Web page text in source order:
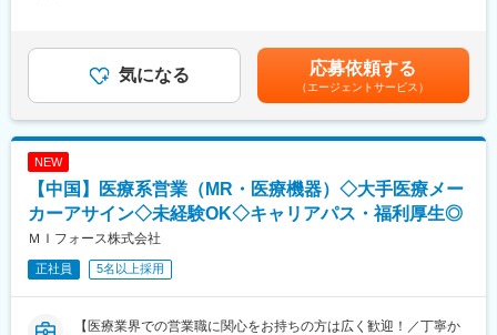
自身の成果や頑張りが客観的に評価され、年収に反映されます。
また、在籍年数が増えると永年勤続報奨金や四半期一時金などの
手当もアップします。つまり、やりがいや努力がきちんと報われ
る報酬制度になっています。
配属後は担当マネージャーが丁寧に支援します。日々の仕事の悩
みや、キャリア形成の相談等、伴走者として活躍をサポートしま
す。また知識・スキルレベルを上げるために様々な研修をご用意
しています。
変更の範囲：会社の定める業務
【業務内容】
病院の医師や看護師、臨床工学技士などの医療従事者対し、情報
提供と提案営業を担当頂きます！基本的には既存顧客向けのルー
ト営業がメイン(一部新規あり)で、直行直帰の勤務が多く、自身で
スケジュール管理が可能なため、メリハリがある働き方ができま
多くの方が未経験からキャリアチェンジをされておりますが、医
療機器の使用方法の提案から、治療現場でのサポートまで、一貫
して医療現場に携わることができ、非常に社会貢献性を感じられ
るお仕事です！
【EPファーマラインでキャリアを築くメリット】
他社では見かけないような大手メーカーの案件や最先端製品の案
気になる 応募依頼する
（エージェントサービス）
NEW
【中国】医療系営業（MR・医療機器）◇大手医療メー
カーアサイン◇未経験OK◇キャリアパス・福利厚生◎
ＭＩフォース株式会社
正社員 5名以上採用
【医療業界での営業職に関心をお持ちの方は広く歓迎！／丁寧か